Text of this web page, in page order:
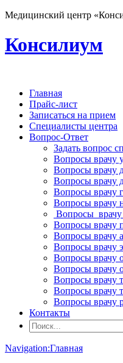
Медицинский центр
Консилиум
Главная
Прайс-лист
Записаться на прием
Специалисты центра
Вопрос-Ответ
Задать вопрос
Вопросы врачу
Вопросы врачу
Вопросы врачу
Вопросы врачу
Вопросы врачу
Вопросы врачу
Вопросы врачу
Вопросы врачу
Вопросы врачу
Вопросы врачу
Вопросы врачу
Вопросы врачу
Вопросы врачу
Вопросы врачу
Контакты
Navigation:Главная